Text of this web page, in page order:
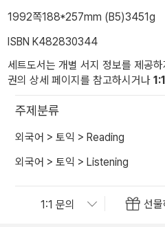
1992쪽188*257mm (B5)3451g
ISBN K482830344
세트도서는 개별 서지 정보를 제공
권의 상세 페이지를 참고하시거나
주제분류
외국어 > 토익 > Reading
외국어 > 토익 > Listening
선물